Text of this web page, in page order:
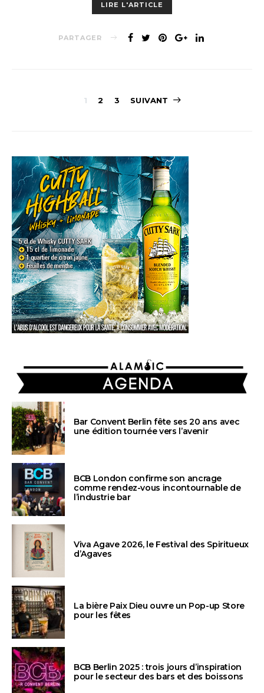
LIRE L'ARTICLE
PARTAGER
Navigation
1 2 3 SUIVANT
AGENDA
Bar Convent Berlin fête ses 20 ans avec
une édition tournée vers l’avenir
BCB London confirme son ancrage
comme rendez-vous incontournable de
l’industrie bar
Viva Agave 2026, le Festival des Spiritueux
d’Agaves
La bière Paix Dieu ouvre un Pop-up Store
pour les fêtes
BCB Berlin 2025 : trois jours d’inspiration
pour le secteur des bars et des boissons